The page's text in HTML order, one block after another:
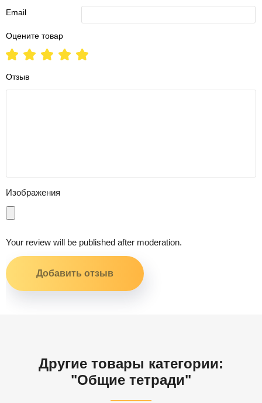
Email
Оцените товар
Отзыв
Изображения
Your review will be published after moderation.
Другие товары категории:
"Общие тетради"